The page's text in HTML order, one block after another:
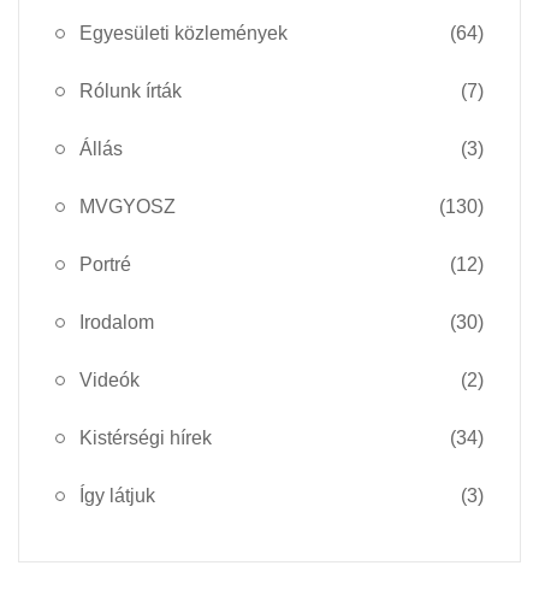
Egyesületi közlemények (64)
Rólunk írták (7)
Állás (3)
MVGYOSZ (130)
Portré (12)
Irodalom (30)
Videók (2)
Kistérségi hírek (34)
Így látjuk (3)